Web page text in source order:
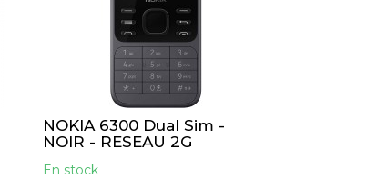
NOKIA 6300 Dual Sim -
NOIR - RESEAU 2G
En stock